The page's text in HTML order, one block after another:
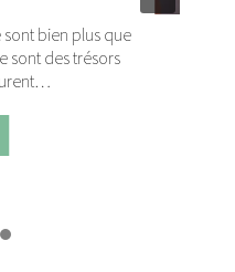
bien plus que
sont des trésors